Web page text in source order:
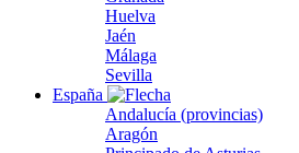
Huelva
Jaén
Málaga
Sevilla
España
Andalucía (provincias)
Aragón